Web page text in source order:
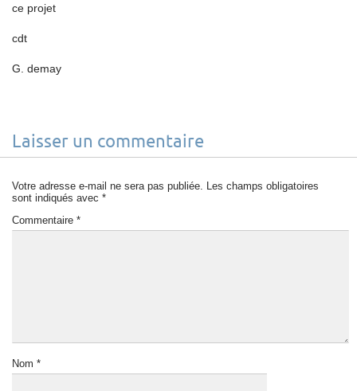
ce projet
cdt
G. demay
Laisser un commentaire
Votre adresse e-mail ne sera pas publiée. Les champs obligatoires
sont indiqués avec *
Commentaire *
Nom *